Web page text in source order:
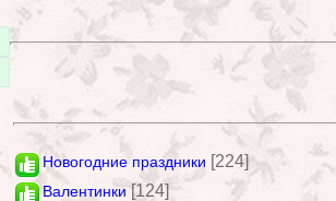
Новогодние праздники [224]
Валентинки [124]